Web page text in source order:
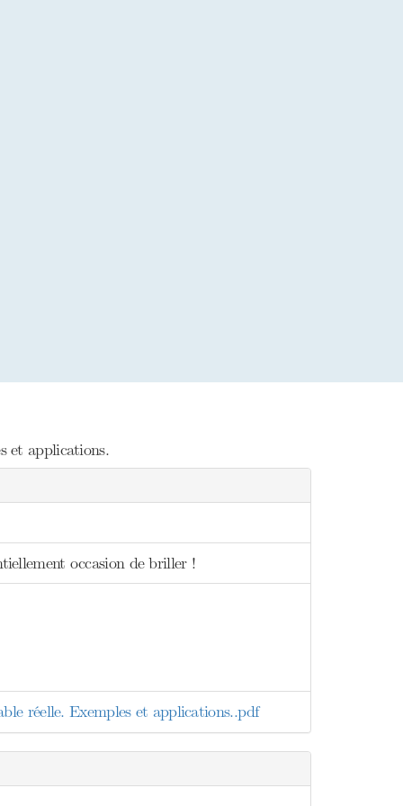
et applications.
occasion de briller !
réelle. Exemples et applications..pdf